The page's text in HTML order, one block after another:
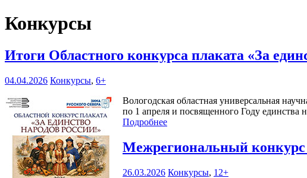
Конкурсы
Итоги Областного конкурса плаката «За
04.04.2026 Конкурсы, 6+
Вологодская областная универсальная
по 1 апреля и посвященного Году единства
Подробнее
Межрегиональный конкурс
26.03.2026 Конкурсы, 12+